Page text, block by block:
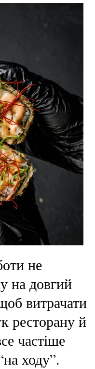
не
на довгий
витрачати
ресторану й
частіше
ходу”.